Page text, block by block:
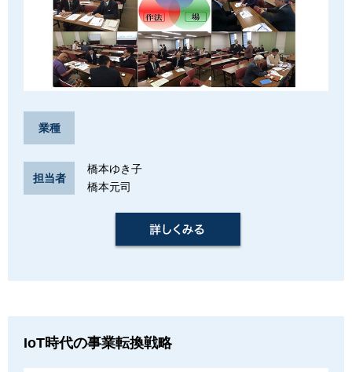
業種
担当者
橋本ゆき子
橋本元司
IoT時代の事業転換戦略